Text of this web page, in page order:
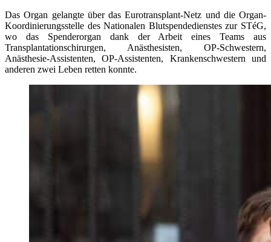
Das Organ gelangte über das Eurotransplant-Netz und die Organ-
Koordinierungsstelle des Nationalen Blutspendedienstes zur STéG,
wo das Spenderorgan dank der Arbeit eines Teams aus
Transplantationschirurgen, Anästhesisten, OP-Schwestern,
Anästhesie-Assistenten, OP-Assistenten, Krankenschwestern und
anderen zwei Leben retten konnte.